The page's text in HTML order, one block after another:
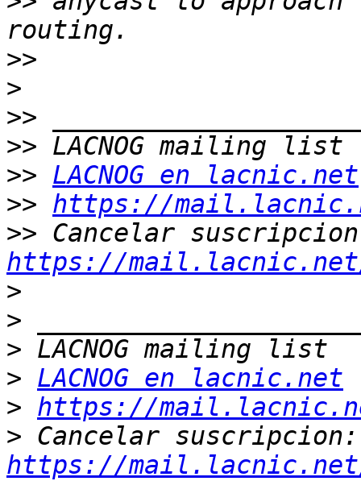
>>
>
>>
>>
>> LACNOG en lacnic.net
>> https://
>>
https://mail.lacnic.net/
>
>
>
> LACNOG en lacnic.net
> https://
>
https://mail.lacnic.net/